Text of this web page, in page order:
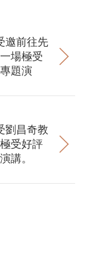
邀前往先
場極受
題演
劉昌奇教
受好評
講。